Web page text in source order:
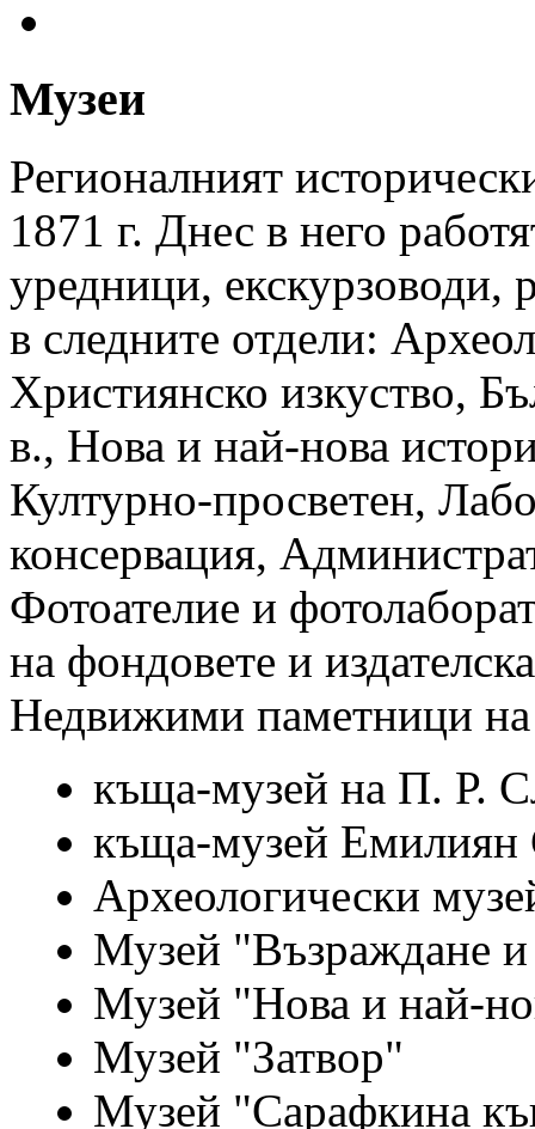
Музеи
Регионалният
1871 г. Днес в него
уредници, екскурзоводи,
в следните отдели:
Християнско изкуство,
в., Нова и най-нова
Културно-просветен,
консервация,
Фотоателие и
на фондовете и
Недвижими паметници на
къща-музей на П. Р.
къща-музей Емилиян
Археологически
Музей "Възраждане
Музей "Нова и най-
Музей "Затвор"
Музей "Сарафкина